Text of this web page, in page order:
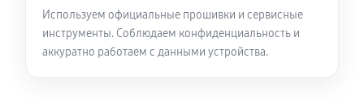
Используем официальные прошивки и сервисные
инструменты. Соблюдаем конфиденциальность и
аккуратно работаем с данными устройства.